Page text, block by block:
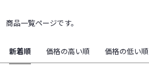
商品一覧ページです。
新着順 価格の高い順 価格の低い順